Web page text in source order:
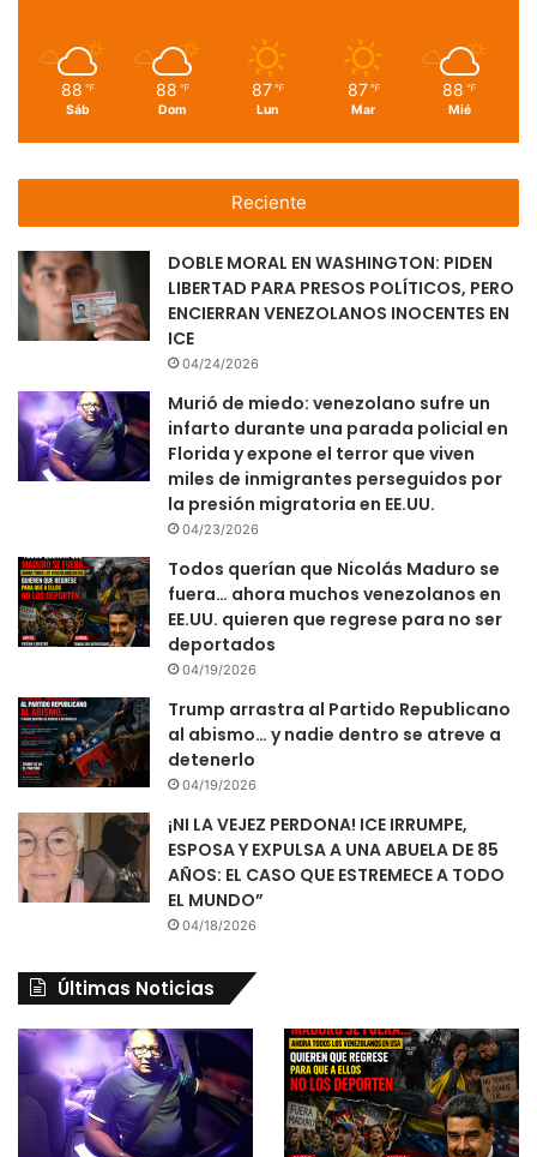
88 ℉
Sáb
88 ℉
Dom
87 ℉
Lun
87 ℉
Mar
88 ℉
Mié
Reciente
DOBLE MORAL EN WASHINGTON: PIDEN
LIBERTAD PARA PRESOS POLÍTICOS, PERO
ENCIERRAN VENEZOLANOS INOCENTES EN
ICE
04/24/2026
Murió de miedo: venezolano sufre un
infarto durante una parada policial en
Florida y expone el terror que viven
miles de inmigrantes perseguidos por
la presión migratoria en EE.UU.
04/23/2026
Todos querían que Nicolás Maduro se
fuera… ahora muchos venezolanos en
EE.UU. quieren que regrese para no ser
deportados
04/19/2026
Trump arrastra al Partido Republicano
al abismo… y nadie dentro se atreve a
detenerlo
04/19/2026
¡NI LA VEJEZ PERDONA! ICE IRRUMPE,
ESPOSA Y EXPULSA A UNA ABUELA DE 85
AÑOS: EL CASO QUE ESTREMECE A TODO
EL MUNDO”
04/18/2026
Últimas Noticias